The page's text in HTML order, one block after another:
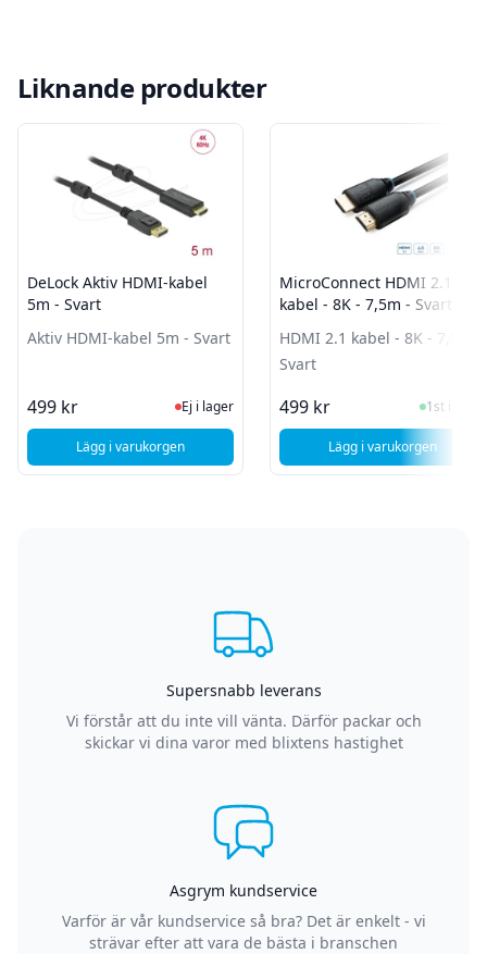
Liknande produkter
DeLock Aktiv HDMI-kabel
5m - Svart
Aktiv HDMI-kabel 5m - Svart
499 kr Ej i lager, besök produktsidan för
Ej i lager
Lägg i varukorgen, DeLock Aktiv HDMI-kabel 5m - Svart
MicroConnect HDMI 2.1
kabel - 8K - 7,5m - Svart
HDMI 2.1 kabel - 8K - 7,5m -
Svart
499 kr I Lager
1st i lager
Lägg i varukorgen
, MicroConnect
Supersnabb leverans
Vi förstår att du inte vill vänta. Därför packar och
skickar vi dina varor med blixtens hastighet
Asgrym kundservice
Varför är vår kundservice så bra? Det är enkelt - vi
strävar efter att vara de bästa i branschen